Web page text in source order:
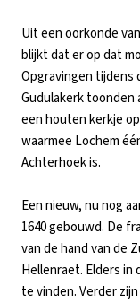
Uit een oorkonde
blijkt dat er op dat
Opgravingen tijdens
Gudulakerk toonden
een houten kerkje
waarmee Lochem
Achterhoek is.
Een nieuw, nu nog
1640 gebouwd. De
van de hand van de
Hellenraet. Elders in
te vinden. Verder